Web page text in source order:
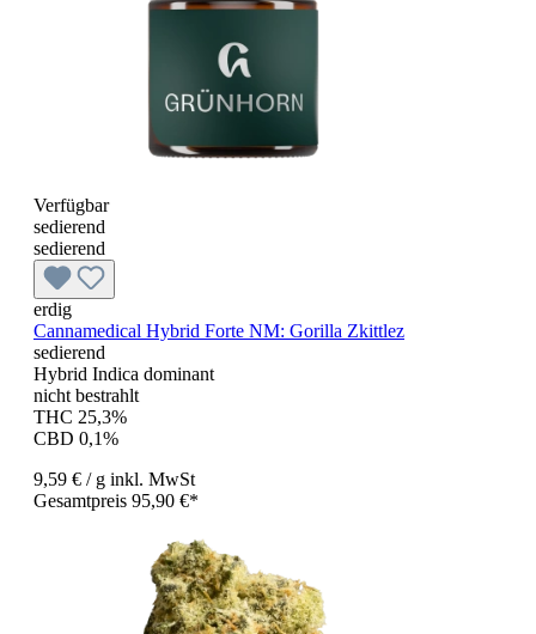
Verfügbar
sedierend
sedierend
erdig
Cannamedical Hybrid Forte NM: Gorilla Zkittlez
sedierend
Hybrid Indica dominant
nicht bestrahlt
THC 25,3%
CBD 0,1%
9,59 € / g inkl. MwSt
Gesamtpreis 95,90 €*